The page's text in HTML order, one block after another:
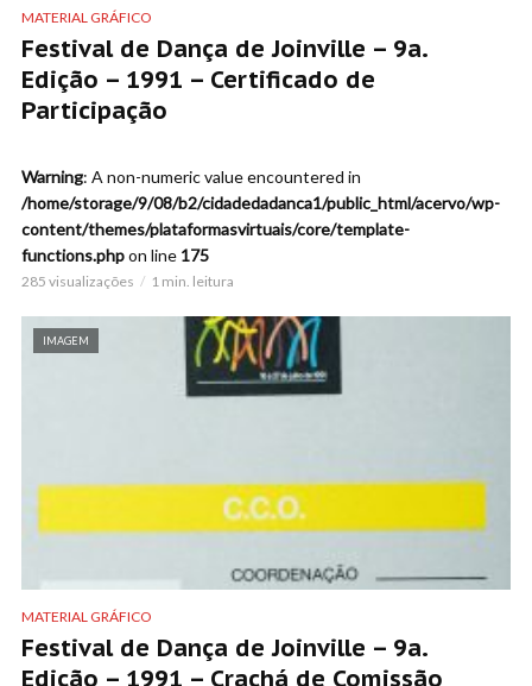
MATERIAL GRÁFICO
Festival de Dança de Joinville – 9a.
Edição – 1991 – Certificado de
Participação
Warning: A non-numeric value encountered in
/home/storage/9/08/b2/cidadedadanca1/public_html/acervo/wp-
content/themes/plataformasvirtuais/core/template-
functions.phpon line 175
285 visualizações 1 min. leitura
IMAGEM
MATERIAL GRÁFICO
Festival de Dança de Joinville – 9a.
Edição – 1991 – Crachá de Comissão